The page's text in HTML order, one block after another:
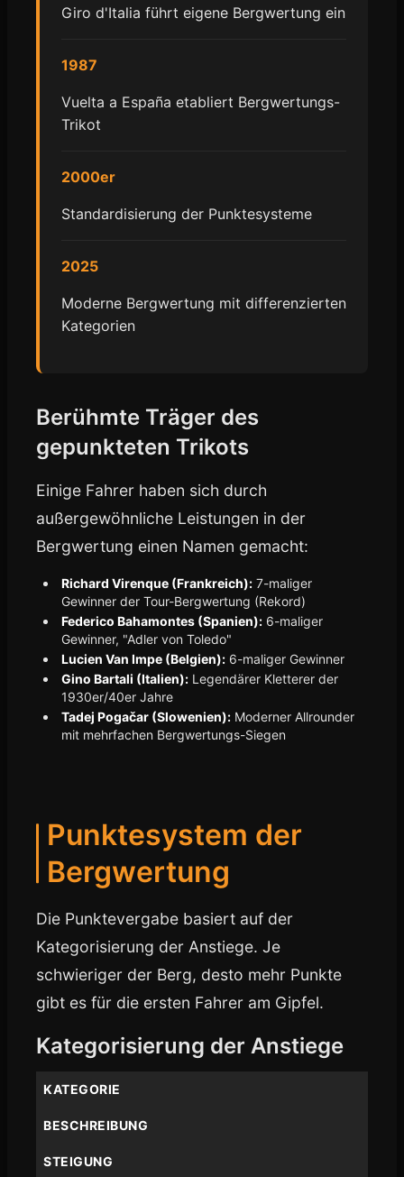
Giro d'Italia führt eigene Bergwertung ein
1987
Vuelta a España etabliert Bergwertungs-
Trikot
2000er
Standardisierung der Punktesysteme
2025
Moderne Bergwertung mit differenzierten
Kategorien
Berühmte Träger des
gepunkteten Trikots
Einige Fahrer haben sich durch
außergewöhnliche Leistungen in der
Bergwertung einen Namen gemacht:
Richard Virenque (Frankreich): 7-maliger
Gewinner der Tour-Bergwertung (Rekord)
Federico Bahamontes (Spanien): 6-maliger
Gewinner, "Adler von Toledo"
Lucien Van Impe (Belgien): 6-maliger Gewinner
Gino Bartali (Italien): Legendärer Kletterer der
1930er/40er Jahre
Tadej Pogačar (Slowenien): Moderner Allrounder
mit mehrfachen Bergwertungs-Siegen
Punktesystem der
Bergwertung
Die Punktevergabe basiert auf der
Kategorisierung der Anstiege. Je
schwieriger der Berg, desto mehr Punkte
gibt es für die ersten Fahrer am Gipfel.
Kategorisierung der Anstiege
KATEGORIE
BESCHREIBUNG
STEIGUNG